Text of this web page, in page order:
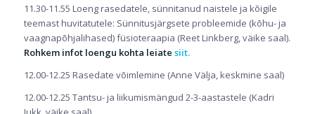
11.30-11.55 Loeng rasedatele, sünnitanud naistele ja kõigile
teemast huvitatutele: Sünnitusjärgsete probleemide (kõhu- ja
vaagnapõhjalihased) füsioteraapia (Reet Linkberg, väike saal).
Rohkem infot loengu kohta leiate siit.
12.00-12.25 Rasedate võimlemine (Anne Välja, keskmine saal)
12.00-12.25 Tantsu- ja liikumismängud 2-3-aastastele (Kadri